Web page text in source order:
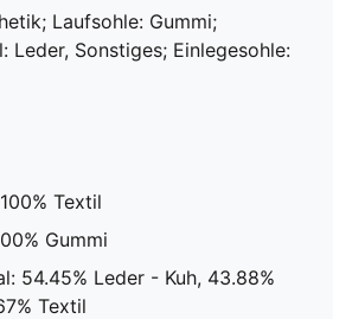
Laufsohle: Gummi;
Leder, Sonstiges; Einlegesohle:
Textil
Gummi
54.45% Leder - Kuh, 43.88%
Textil